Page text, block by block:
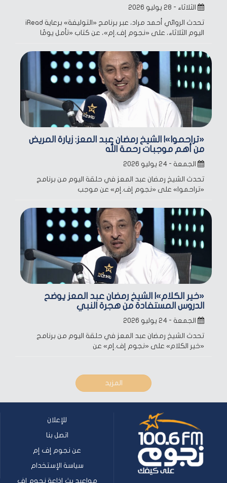
الثلاثاء - ٢٨ يوليو ٢٠٢٦
تحدث الروائي أحمد مراد، عبر برنامج «التوليفة» برعاية iRead
اليوم الثلاثاء، على «نجوم إف.إم»، عن كتاب «تأمل يومًا
«تراحموا»| الشيخ رمضان عبد المعز: زيارة المريض
من أهم موجبات رحمة الله
الجمعة - ٢٤ يوليو ٢٠٢٦
تحدث الشيخ رمضان عبد المعز في حلقة اليوم من برنامج
«تراحموا» على «نجوم إف.إم» عن موجب
«خير الكلام»| الشيخ رمضان عبد المعز يوضح
الدروس المستفادة من هجرة النبي
الجمعة - ٢٤ يوليو ٢٠٢٦
تحدث الشيخ رمضان عبد المعز في حلقة اليوم من برنامج
«خير الكلام» على «نجوم إف.إم» عن
المزيد
للإعلان
اتصل بنا
عن نجوم إف إم
سياسة الإستخدام
مواعيد بث إذاعة نجوم إف